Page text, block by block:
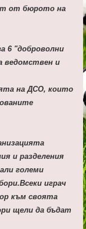
от бюрото на
6 "доброволни
ведомствен и
на ДСО, които
и разделения
големи
играч
към своята
щели да бъдат